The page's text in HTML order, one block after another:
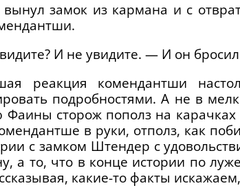
замок из кармана и с
И не увидите. — И он
реакция комендантши
подробностями. А не в
сторож пополз на карачках
в руки, отполз, как
с замком Штендер с
а то, что в конце истории по
какие-то факты